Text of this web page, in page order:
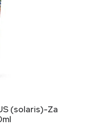
(solaris)-Za